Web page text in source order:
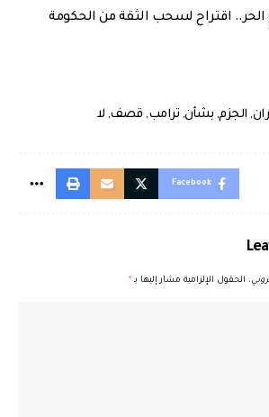
اقتراح لسحب الثقة من الحكومة
, الجزم, بشأن, ترامب, قصف, لا
Facebook
الحقول الإلزامية مشار إليها بـ *